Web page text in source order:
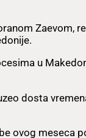
Zaevom,
u
dosta
ovog meseca